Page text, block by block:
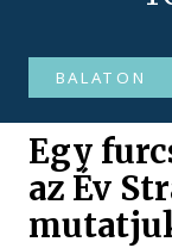
BALATON
Egy
az Év